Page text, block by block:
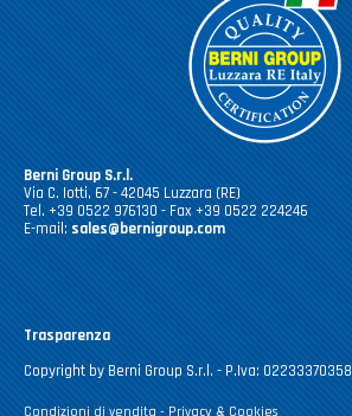
Berni Group S.r.l.
Via C. Iotti, 67 - 42045 Luzzara (RE)
Tel. +39 0522 976130 - Fax +39 0522 224246
E-mail: sales@bernigroup.com
Trasparenza
Copyright by Berni Group S.r.l. - P.Iva: 02233370358
Condizioni di vendita - Privacy & Cookies